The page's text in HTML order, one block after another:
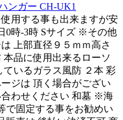
ンガー CH-UK1
用する事も出来ますが安
0時-3時 Sサイズ ※その他
上部直径９５ｍｍ高さ
品に使用出来るローソ
いるガラス風防 ２本 彩
ジは 頂く場合がござい
わせください 和墓 ※海
で固定する事をお勧めい